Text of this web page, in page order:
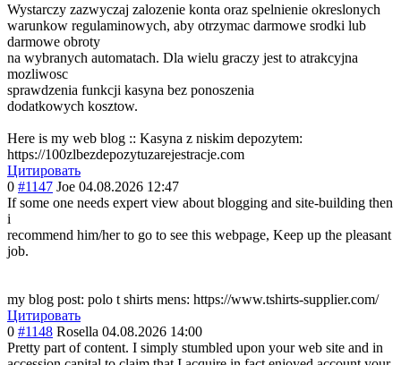
Wystarczy zazwyczaj zalozenie konta oraz spelnienie okreslonych
warunkow regulaminowych, aby otrzymac darmowe srodki lub
darmowe obroty
na wybranych automatach. Dla wielu graczy jest to atrakcyjna
mozliwosc
sprawdzenia funkcji kasyna bez ponoszenia
dodatkowych kosztow.
Here is my web blog :: Kasyna z niskim depozytem:
https://100zlbezdepozytuzarejestracje.com
Цитировать
0 #1147 Joe 04.08.2026 12:47
If some one needs expert view about blogging and site-building then
i
recommend him/her to go to see this webpage, Keep up the pleasant
job.
my blog post: polo t shirts mens: https://www.tshirts-supplier.com/
Цитировать
0 #1148 Rosella 04.08.2026 14:00
Pretty part of content. I simply stumbled upon your web site and in